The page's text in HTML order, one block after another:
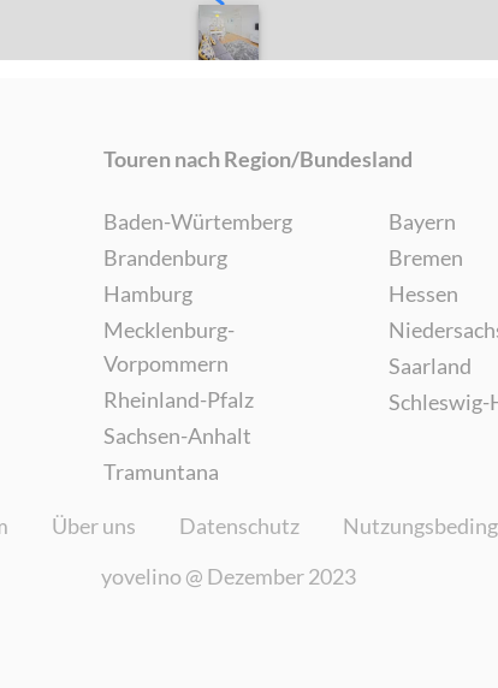
0
Touren nach Region/Bundesland
Baden-Würtemberg
Brandenburg
Hamburg
Mecklenburg-
Vorpommern
Rheinland-Pfalz
Sachsen-Anhalt
Tramuntana
Bayern
Bremen
Hessen
Saarland
Über uns Datenschutz
yovelino @ Dezember 2023